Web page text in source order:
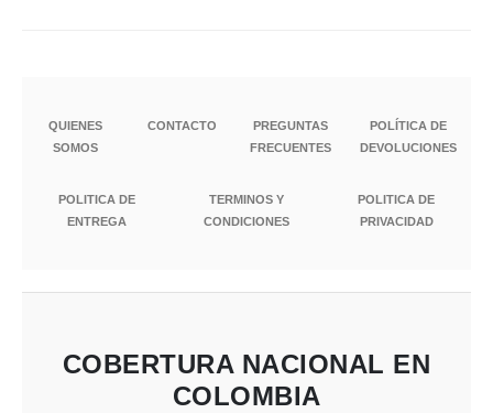
QUIENES
SOMOS
CONTACTO
PREGUNTAS
FRECUENTES
POLÍTICA DE
DEVOLUCIONES
POLITICA DE
ENTREGA
TERMINOS Y
CONDICIONES
POLITICA DE
PRIVACIDAD
COBERTURA NACIONAL EN
COLOMBIA